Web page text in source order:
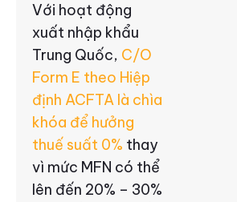
Với hoạt động
xuất nhập khẩu
Trung Quốc, C/O
Form E theo Hiệp
định ACFTA là chìa
khóa để hưởng
thuế suất 0% thay
vì mức MFN có thể
lên đến 20% – 30%